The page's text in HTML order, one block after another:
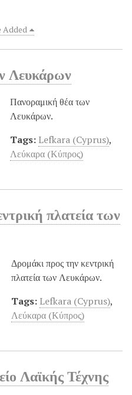
Added
Λευκάρων
Πανοραμική θέα των
Λευκάρων.
Tags: Lefkara (Cyprus),
Λεύκαρα (Κύπρος)
πλατεία των
Δρομάκι προς την κεντρική
πλατεία των Λευκάρων.
Tags: Lefkara (Cyprus),
Λεύκαρα (Κύπρος)
Λαϊκής Τέχνης